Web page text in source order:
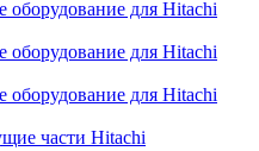
оборудование для Hitachi
оборудование для Hitachi
оборудование для Hitachi
части Hitachi